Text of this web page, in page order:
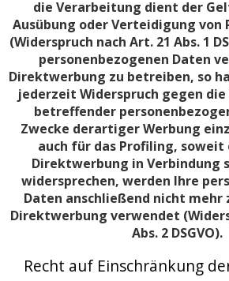
die Verarbeitung dient der
Ausübung oder Verteidigung von
(Widerspruch nach Art. 21 Abs. 1
personenbezogenen Daten
Direktwerbung zu betreiben, so
jederzeit Widerspruch gegen
betreffender
Zwecke derartiger Werbung
auch für das Profiling, soweit
Direktwerbung in Verbindung
widersprechen, werden Ihre
Daten anschließend nicht mehr
Direktwerbung verwendet
Abs. 2 DSGVO).
Recht auf Einschränkung